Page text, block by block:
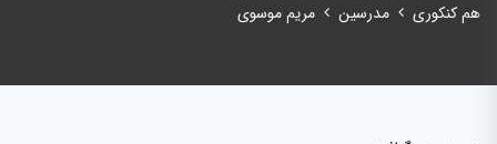
هم کنکوری مدرسین مریم موسوی